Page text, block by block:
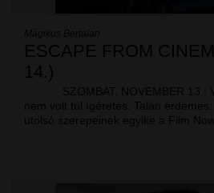
Mágikus Bertalan
ESCAPE FROM
14.)
SZOMBAT, NOVEMBER 13.:
nem volt túl ígéretes. Talán érdemes:
utolsó szerepeinek egyike a Film